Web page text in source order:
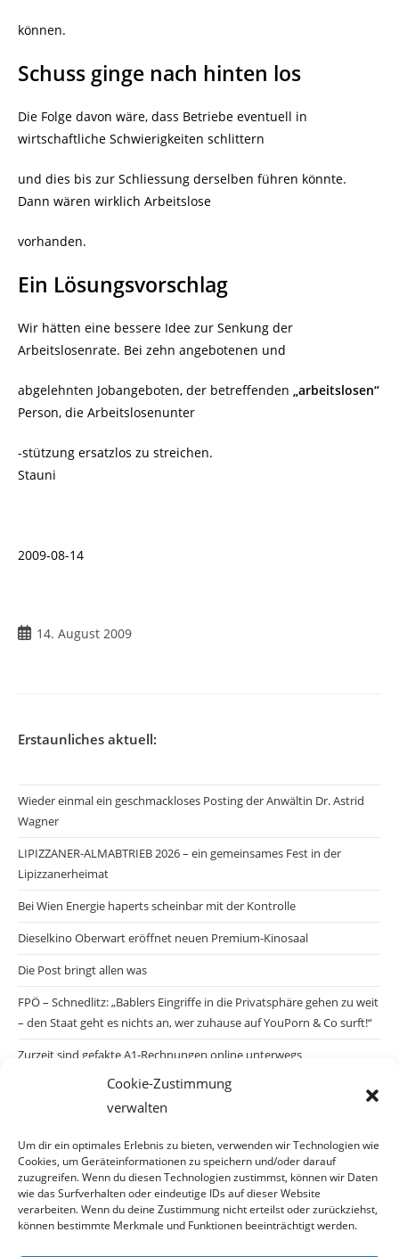
Cookie-Zustimmung
verwalten
Um dir ein optimales Erlebnis zu bieten, verwenden wir Technologien wie
Cookies, um Geräteinformationen zu speichern und/oder darauf
zuzugreifen. Wenn du diesen Technologien zustimmst, können wir Daten
wie das Surfverhalten oder eindeutige IDs auf dieser Website
verarbeiten. Wenn du deine Zustimmung nicht erteilst oder zurückziehst,
können bestimmte Merkmale und Funktionen beeinträchtigt werden.
können.
Schuss ginge nach hinten los
Die Folge davon wäre, dass Betriebe eventuell in
wirtschaftliche Schwierigkeiten schlittern
und dies bis zur Schliessung derselben führen könnte.
Dann wären wirklich Arbeitslose
vorhanden.
Ein Lösungsvorschlag
Wir hätten eine bessere Idee zur Senkung der
Arbeitslosenrate. Bei zehn angebotenen und
abgelehnten Jobangeboten, der betreffenden „arbeitslosen“
Person, die Arbeitslosenunter
-stützung ersatzlos zu streichen.
Stauni
2009-08-14
14. August 2009
Erstaunliches aktuell:
Wieder einmal ein geschmackloses Posting der Anwältin Dr. Astrid
Wagner
LIPIZZANER-ALMABTRIEB 2026 – ein gemeinsames Fest in der
Lipizzanerheimat
Bei Wien Energie haperts scheinbar mit der Kontrolle
Dieselkino Oberwart eröffnet neuen Premium-Kinosaal
Die Post bringt allen was
FPÖ – Schnedlitz: „Bablers Eingriffe in die Privatsphäre gehen zu weit
– den Staat geht es nichts an, wer zuhause auf YouPorn & Co surft!“
Zurzeit sind gefakte A1-Rechnungen online unterwegs
Salzburgs Juden und ihre Sicherheit: „Erst nach einem Anschlag wäre
die Gefahr endlich konkret!“
Biologisches Wunder in Ceuta
Ein vermeintliches Abschiebemärchen
Archiv